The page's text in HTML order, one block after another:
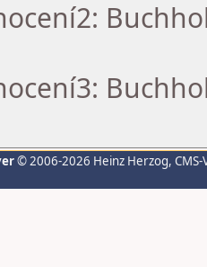
© 2006-2026 Heinz Herzog,